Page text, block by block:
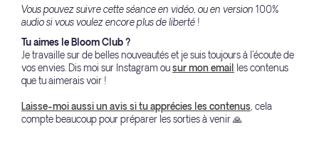
Vous pouvez suivre cette séance en vidéo, ou en version 100%
audio si vous voulez encore plus de liberté !
Tu aimes le Bloom Club ?
Je travaille sur de belles nouveautés et je suis toujours à l'écoute de
vos envies. Dis moi sur Instagram ousur mon email les contenus
que tu aimerais voir !
Laisse-moi aussi un avis si tu apprécies les contenus, cela
compte beaucoup pour préparer les sorties à venir 🙏